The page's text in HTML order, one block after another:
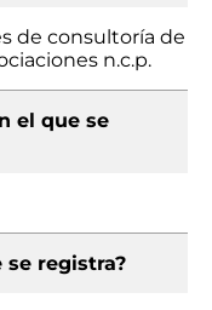
de consultoría de
n.c.p.
el que se
se registra?